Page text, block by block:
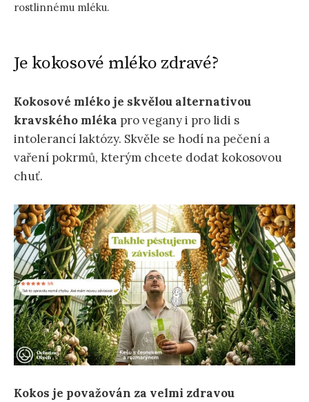
rostlinnému mléku.
Je kokosové mléko zdravé?
Kokosové mléko je skvělou alternativou
kravského mléka pro vegany i pro lidi s
intolerancí laktózy. Skvěle se hodí na pečení a
vaření pokrmů, kterým chcete dodat kokosovou
chuť.
Kokos je považován za velmi zdravou